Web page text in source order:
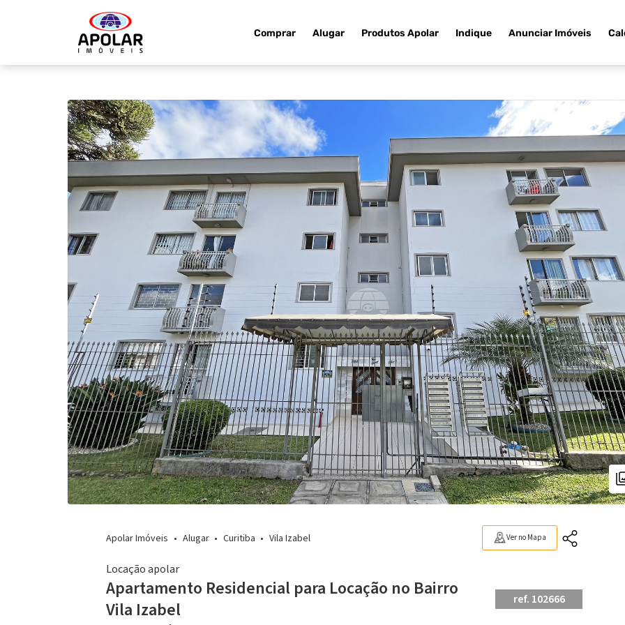
Comprar Alugar Produtos Apolar Indique Anunciar Imóveis
Apolar Imóveis Alugar Curitiba Vila Izabel Ver no Mapa
Locação apolar
Apartamento Residencial para Locação no Bairro
Vila Izabel
ref. 102666